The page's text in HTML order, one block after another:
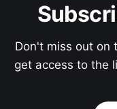
Don't miss out on
get access to the